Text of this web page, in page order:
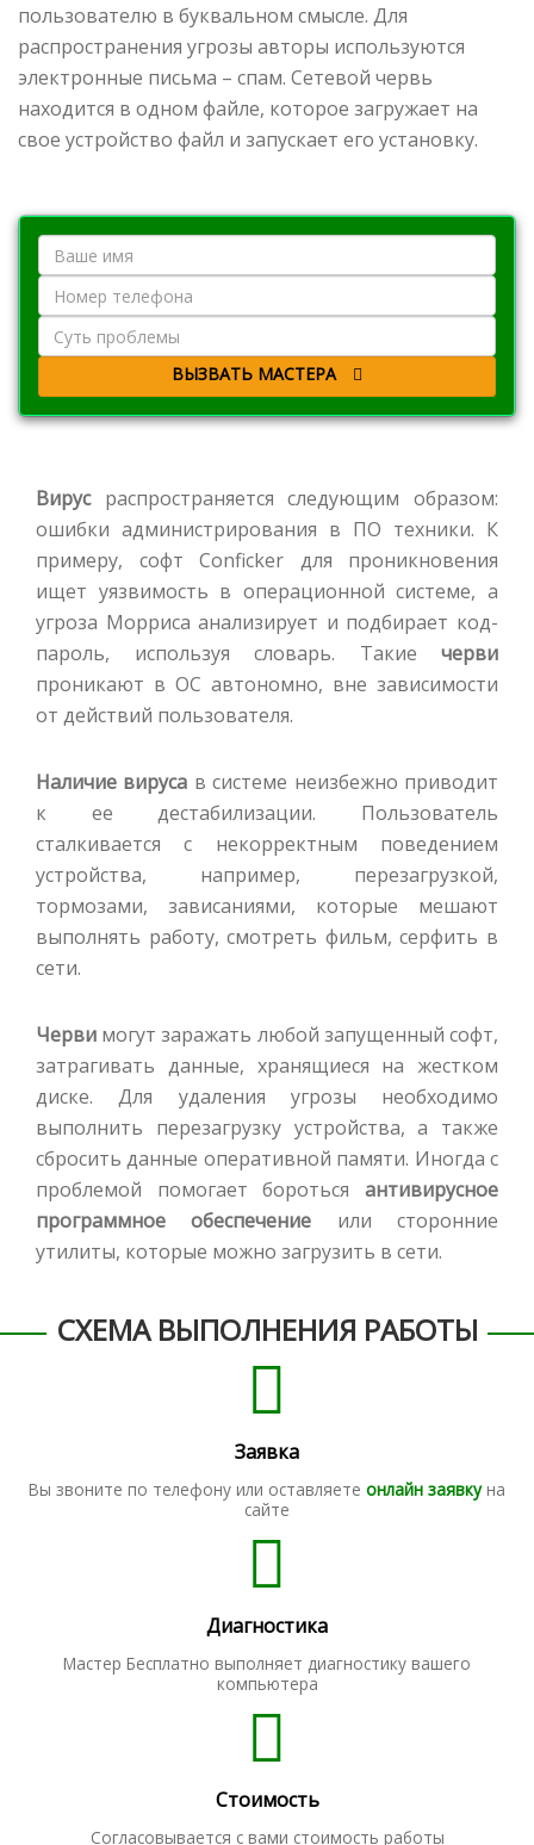
пользователю в буквальном смысле. Для
распространения угрозы авторы используются
электронные письма – спам. Сетевой червь
находится в одном файле, которое загружает на
свое устройство файл и запускает его установку.
ВЫЗВАТЬ МАСТЕРА
Вирусраспространяется следующим образом:
ошибки администрирования в ПО техники. К
примеру, софт Conficker для проникновения
ищет уязвимость в операционной системе, а
угроза Морриса анализирует и подбирает код-
пароль, используя словарь. Такие черви
проникают в ОС автономно, вне зависимости
от действий пользователя.
Наличие вируса в системе неизбежно приводит
к ее дестабилизации. Пользователь
сталкивается с некорректным поведением
устройства, например, перезагрузкой,
тормозами, зависаниями, которые мешают
выполнять работу, смотреть фильм, серфить в
сети.
Черви могут заражать любой запущенный софт,
затрагивать данные, хранящиеся на жестком
диске. Для удаления угрозы необходимо
выполнить перезагрузку устройства, а также
сбросить данные оперативной памяти. Иногда с
проблемой помогает бороться антивирусное
программное обеспечение или сторонние
утилиты, которые можно загрузить в сети.
СХЕМА ВЫПОЛНЕНИЯ РАБОТЫ
Заявка
Вы звоните по телефону или оставляете онлайн заявкуна
сайте
Диагностика
Мастер Бесплатно выполняет диагностику вашего
компьютера
Стоимость
Согласовывается с вами стоимость работы